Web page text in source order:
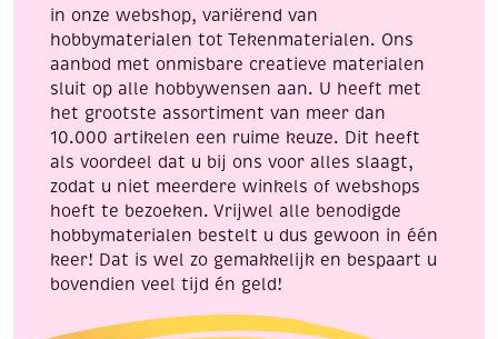
in onze webshop, variërend van
hobbymaterialen tot Tekenmaterialen. Ons
aanbod met onmisbare creatieve materialen
sluit op alle hobbywensen aan. U heeft met
het grootste assortiment van meer dan
10.000 artikelen een ruime keuze. Dit heeft
als voordeel dat u bij ons voor alles slaagt,
zodat u niet meerdere winkels of webshops
hoeft te bezoeken. Vrijwel alle benodigde
hobbymaterialen bestelt u dus gewoon in één
keer! Dat is wel zo gemakkelijk en bespaart u
bovendien veel tijd én geld!